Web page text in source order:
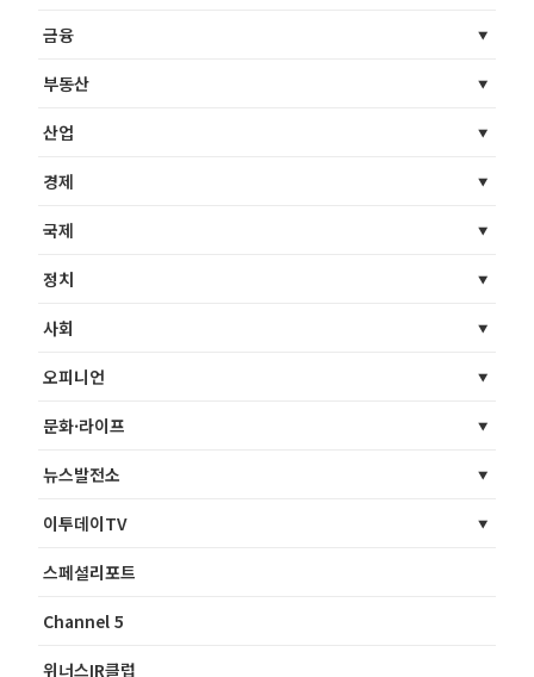
금융
부동산
산업
경제
국제
정치
사회
오피니언
문화·라이프
뉴스발전소
이투데이TV
스페셜리포트
Channel 5
위너스IR클럽